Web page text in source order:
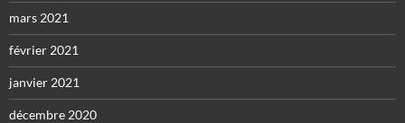
mars 2021
février 2021
janvier 2021
décembre 2020